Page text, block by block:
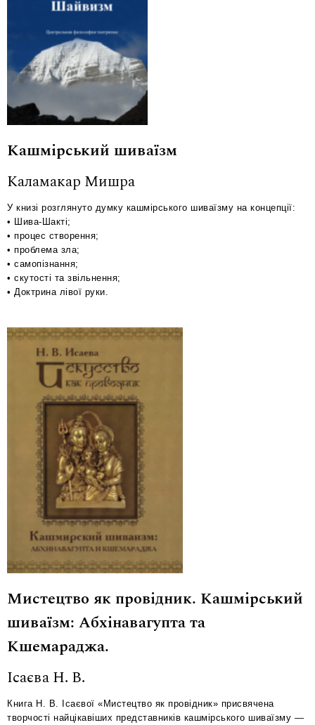
Кашмірський шиваїзм
Каламакар Мишра
У книзі розглянуто думку кашмірського шиваїзму на концепції:
• Шива-Шакті;
• процес створення;
• проблема зла;
• самопізнання;
• скутості та звільнення;
• Доктрина лівої руки.
Мистецтво як провідник. Кашмірський
шиваїзм: Абхінавагупта та
Кшемараджа.
Ісаєва Н. В.
Книга Н. В. Ісаєвої «Мистецтво як провідник» присвячена
творчості найцікавіших представників кашмірського шиваїзму —